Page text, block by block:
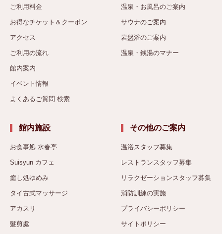
ご利用料金
お得なチケット＆クーポン
アクセス
ご利用の流れ
館内案内
イベント情報
よくあるご質問 検索
温泉・お風呂のご案内
サウナのご案内
岩盤浴のご案内
温泉・銭湯のマナー
館内施設
お食事処 水春亭
Suisyun カフェ
癒し処ゆめみ
タイ古式マッサージ
アカスリ
髮剪處
その他のご案内
温浴スタッフ募集
レストランスタッフ募集
リラクゼーションスタッフ募集
消防訓練の実施
プライバシーポリシー
サイトポリシー